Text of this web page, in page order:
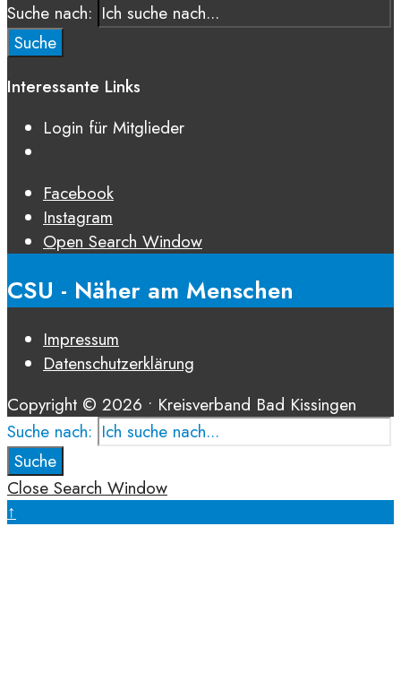
Suche nach:
Suche
Interessante Links
Login für Mitglieder
Facebook
Instagram
Open Search Window
CSU - Näher am Menschen
Impressum
Datenschutz­erklärung
Copyright © 2026 • Kreisverband Bad Kissingen
Suche nach:
Suche
Close Search Window
↑